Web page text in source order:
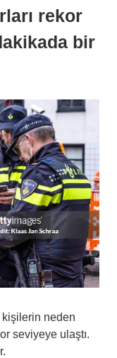
rekor
bir
neden
seviyeye ulaştı.